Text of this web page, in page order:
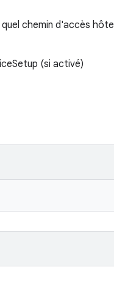
chemin d'accès hôte
(si activé)